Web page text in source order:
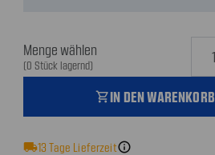
Menge wählen
(0 Stück lagernd)
shopping_cartIN DEN WARENKORB
local_shipping13 Tage Lieferzeitinfo